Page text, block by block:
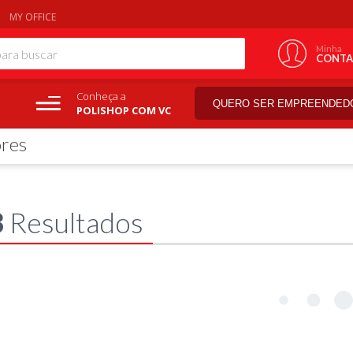
MY OFFICE
Minha
CONTA
Conheça a
POLISHOP COM VC
QUERO SER
Resultados